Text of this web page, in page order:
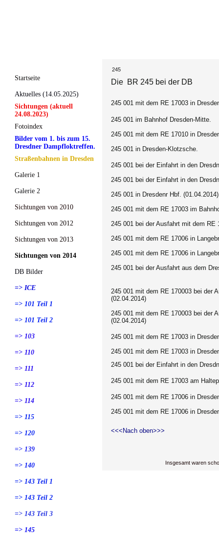
Startseite
Aktuelles (14.05.2025)
Sichtungen (aktuell
24.08.2023)
Fotoindex
Bilder vom 1. bis zum 15.
Dresdner Dampfloktreffen.
Straßenbahnen in Dresden
Galerie 1
Galerie 2
Sichtungen von 2010
Sichtungen von 2012
Sichtungen von 2013
Sichtungen von 2014
DB Bilder
=> ICE
=> 101 Teil 1
=> 101 Teil 2
=> 103
=> 110
=> 111
=> 112
=> 114
=> 115
=> 120
=> 139
=> 140
=> 143 Teil 1
=> 143 Teil 2
=> 143 Teil 3
=> 145
245
Die BR 245 bei der DB
245 001 mit dem RE 17003 in
245 001 im Bahnhof Dresden-Mitte.
245 001 mit dem RE 17010 in
245 001 in Dresden-Klotzsche.
245 001 bei der Einfahrt in den
245 001 bei der Einfahrt in den
245 001 in Dresdenr Hbf. (01.04.2014)
245 001 mit dem RE 17003 im
245 001 bei der Ausfahrt mit dem
245 001 mit dem RE 17006 in
245 001 mit dem RE 17006 in
245 001 bei der Ausfahrt aus dem
245 001 mit dem RE 170003 bei der
(02.04.2014)
245 001 mit dem RE 170003 bei der
(02.04.2014)
245 001 mit dem RE 17003 in
245 001 mit dem RE 17003 in
245 001 bei der Einfahrt in den
245 001 mit dem RE 17003 am
245 001 mit dem RE 17006 in
245 001 mit dem RE 17006 in
<<<Nach oben>>>
Insgesamt waren